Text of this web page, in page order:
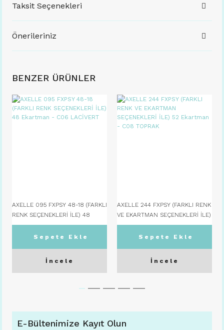
Taksit Seçenekleri
Önerileriniz
BENZER ÜRÜNLER
AXELLE 095 FXPSY 48-18 (FARKLI
RENK SEÇENEKLERİ İLE) 48
Ekartman - C06 LACİVERT
Sepete Ekle
İncele
AXELLE 244 FXPSY (FARKLI RENK
VE EKARTMAN SEÇENEKLERİ İLE)
52 Ekartman - C08 TOPRAK
Sepete Ekle
İncele
E-Bültenimize Kayıt Olun